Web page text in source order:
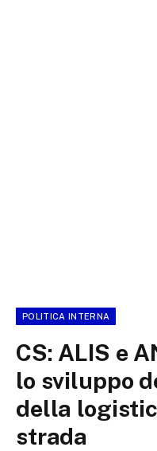
POLITICA INTERNA
CS: ALIS e
lo sviluppo
della
strada